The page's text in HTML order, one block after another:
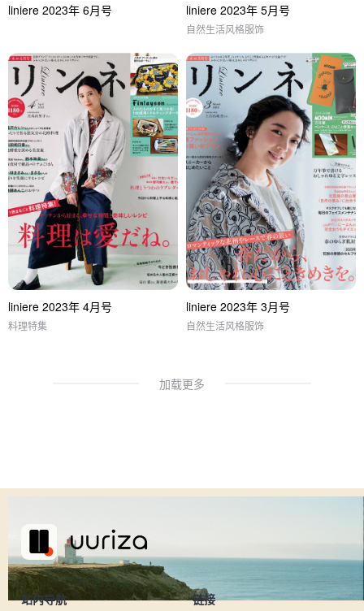
liniere 2023年 6月号 liniere 2023年 5月号
自然生活风格服饰
liniere 2023年 4月号
料理特集
liniere 2023年 3月号
自然生活风格服饰
加载更多
站内导航 链接